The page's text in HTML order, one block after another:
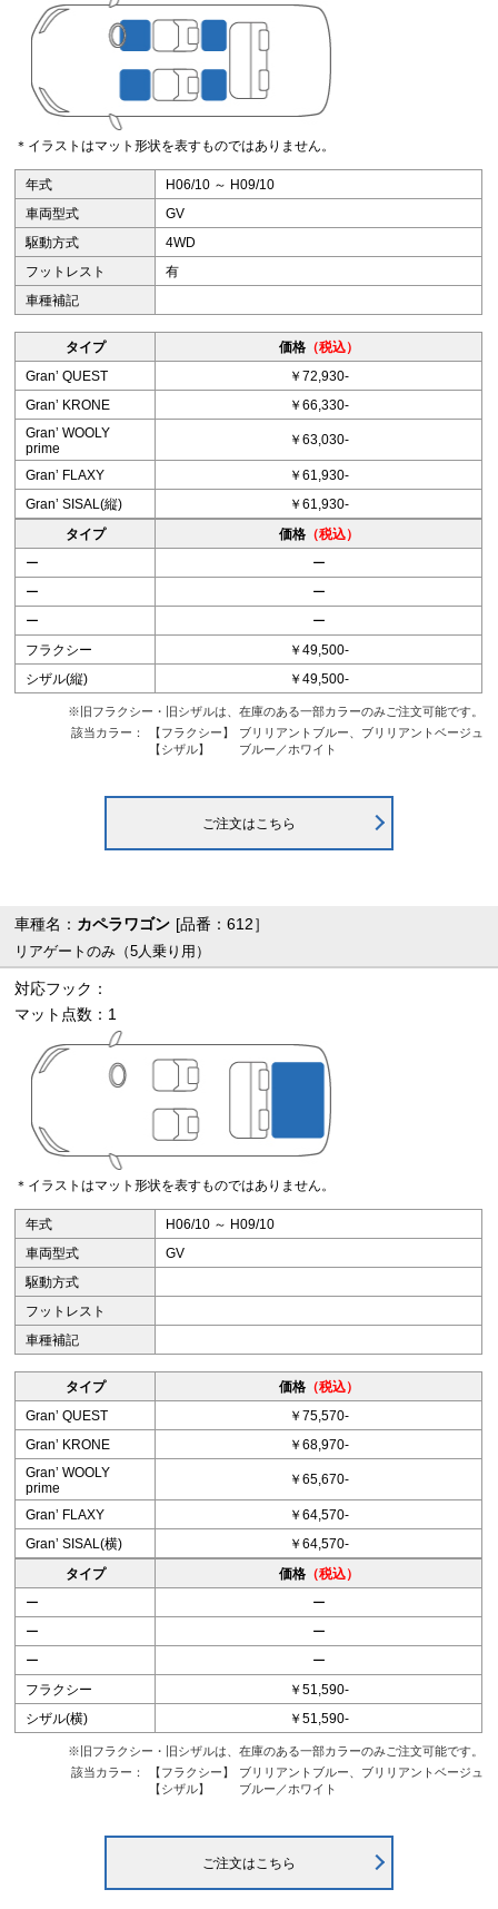
＊イラストはマット形状を表すものではありません。
年式
H06/10 ～ H09/10
車両型式
GV
駆動方式
4WD
フットレスト
有
車種補記
タイプ 価格（税込）
Granʼ QUEST
￥72,930-
Granʼ KRONE
￥66,330-
Granʼ WOOLY
prime
￥63,030-
Granʼ FLAXY
￥61,930-
Granʼ SISAL(縦)
￥61,930-
タイプ
価格（税込）
ー
ー
ー
ー
ー
ー
フラクシー
￥49,500-
シザル(縦)
￥49,500-
※旧フラクシー・旧シザルは、在庫のある一部カラーのみご注文可能です。
該当カラー：
【フラクシー】
ブリリアントブルー、ブリリアントベージュ
【シザル】
ブルー／ホワイト
ご注文はこちら
車種名： カペラワゴン [品番：612］
リアゲートのみ（5人乗り用）
対応フック：
マット点数：1
＊イラストはマット形状を表すものではありません。
年式
H06/10 ～ H09/10
車両型式
GV
駆動方式
フットレスト
車種補記
タイプ 価格（税込）
Granʼ QUEST
￥75,570-
Granʼ KRONE
￥68,970-
Granʼ WOOLY
prime
￥65,670-
Granʼ FLAXY
￥64,570-
Granʼ SISAL(横)
￥64,570-
タイプ
価格（税込）
ー
ー
ー
ー
ー
ー
フラクシー
￥51,590-
シザル(横)
￥51,590-
※旧フラクシー・旧シザルは、在庫のある一部カラーのみご注文可能です。
該当カラー：
【フラクシー】
ブリリアントブルー、ブリリアントベージュ
【シザル】
ブルー／ホワイト
ご注文はこちら